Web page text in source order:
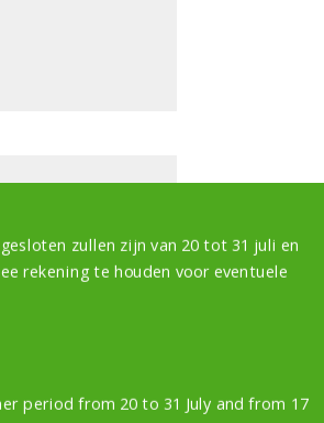
je bezoek aan
is in het
er even
zullen zijn van 20 tot 31 juli en
rekening te houden voor eventuele
period from 20 to 31 July and from 17